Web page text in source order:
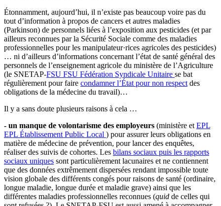
Étonnamment, aujourd’hui, il n’existe pas beaucoup voire pas du
tout d’information à propos de cancers et autres maladies
(Parkinson) de personnels liées à l’exposition aux pesticides (et par
ailleurs reconnues par la Sécurité Sociale comme des maladies
professionnelles pour les manipulateur·rices agricoles des pesticides)
… ni d’ailleurs d’informations concernant l’état de santé général des
personnels de l’enseignement agricole du ministère de l’Agriculture
(le SNETAP-FSU FSU Fédération Syndicale Unitaire se bat
régulièrement pour faire condamner l’État pour non respect des
obligations de la médecine du travail)…
Il y a sans doute plusieurs raisons à cela …
- un manque de volontarisme des employeurs (ministère et EPL
EPL Établissement Public Local ) pour assurer leurs obligations en
matière de médecine de prévention, pour lancer des enquêtes,
réaliser des suivis de cohortes. Les bilans sociaux puis les rapports
sociaux uniques sont particulièrement lacunaires et ne contiennent
que des données extrêmement dispersées rendant impossible toute
vision globale des différents congés pour raisons de santé (ordinaire,
longue maladie, longue durée et maladie grave) ainsi que les
différentes maladies professionnelles reconnues (quid de celles qui